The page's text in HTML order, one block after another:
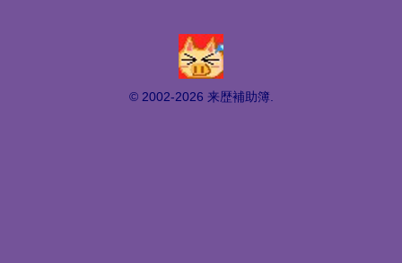
© 2002-2026 来歴補助簿.